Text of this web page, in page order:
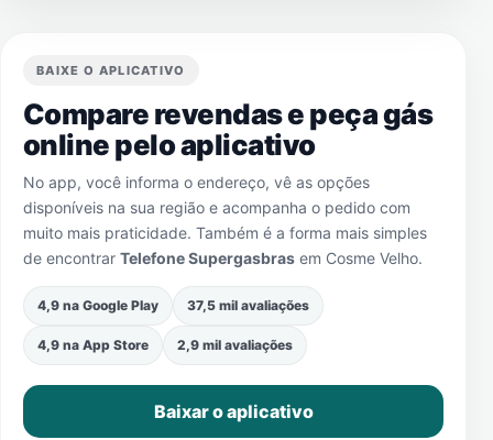
BAIXE O APLICATIVO
Compare revendas e peça gás
online pelo aplicativo
No app, você informa o endereço, vê as opções
disponíveis na sua região e acompanha o pedido com
muito mais praticidade. Também é a forma mais simples
de encontrar Telefone Supergasbras em Cosme Velho.
4,9 na Google Play 37,5 mil avaliações
4,9 na App Store 2,9 mil avaliações
Baixar o aplicativo